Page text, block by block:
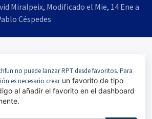
Miralpeix, Modificado el Mie, 14 Ene a
Céspedes
no puede lanzar RPT desde favoritos. Para
es necesario crearun favorito de tipo
al añadir el favorito en el dashboard